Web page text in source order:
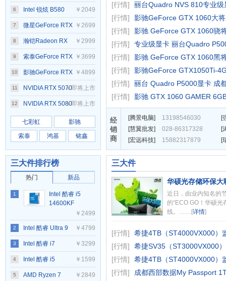
5080 AERO OC
SFF 16G
Intel 锐炫 B580
6 ￥2049
微星GeForce RTX
4060 Ti VENTUS
3X 16G OC
7 ￥2699
瀚铠Radeon RX
9060 XT 8GB OC
黑色合金
8 ￥2999
索泰GeForce RTX
5060 Ti 8GB
XGAMING OC
9 ￥3699
影驰GeForce RTX
5060 Ti 魔刃 OC
10 ￥4899
NVIDIA RTX 5070
11 ￥即将上市
NVIDIA RTX 5080
12 ￥即将上市
七彩虹
影驰
索泰
鸿基 铭鑫
丽台Quadro NVS 810专业
[行情]
影驰GeForce GTX 1060大
[行情]
影驰 GeForce GTX 1060骁
[行情]
专业级显卡 丽台Quadro
[行情]
影驰 GeForce GTX 1060黑
[行情]
影驰GeForce GTX1050Ti-
[行情]
丽台 Quadro P5000显卡 成
[行情]
影驰 GTX 1060 GAMER
[行情]
经
销
商
[腾景电脑] 13198546030 [
[慧翼批发] 028-86317328 [
[宏远科技] 15882317879 [
三大件排行榜
热门 新品
Intel 酷睿 i5
14600KF
1
￥2499
Intel 酷睿 Ultra 9
285K
2 ￥4799
Intel 酷睿 i7
14700KF
3 ￥3299
Intel 酷睿 i5
13490F
4 ￥1599
AMD Ryzen 7
5 ￥2849
三大件
华硕光存储环保大
近日，由业内知名
的“ECO GO！华硕
线。……[详情]
希捷4TB（ST4000VX000）
[行情]
希捷SV35（ST3000VX000
[行情]
希捷4TB（ST4000VX000）
[行情]
成都西部数据My Passport
[行情]